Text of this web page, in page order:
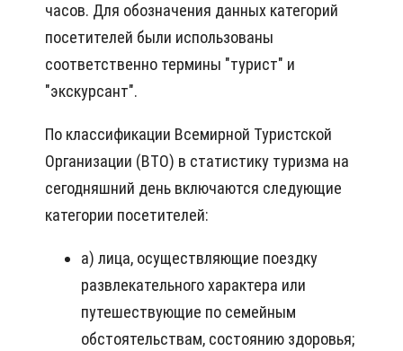
часов. Для обозначения данных категорий
посетителей были использованы
соответственно термины "турист" и
"экскурсант".
По классификации Всемирной Туристской
Организации (ВТО) в статистику туризма на
сегодняшний день включаются следующие
категории посетителей:
а) лица, осуществляющие поездку
развлекательного характера или
путешествующие по семейным
обстоятельствам, состоянию здоровья;